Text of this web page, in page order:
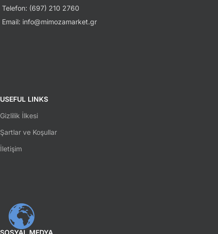
Telefon: (697) 210 2760
Email: info@mimozamarket.gr
USEFUL LINKS
Gizlilik İlkesi
Şartlar ve Koşullar
İletişim
SOSYAL MEDYA